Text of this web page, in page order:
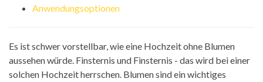
Anwendungsoptionen
Es ist schwer vorstellbar, wie eine Hochzeit ohne Blumen
aussehen würde. Finsternis und Finsternis - das wird bei einer
solchen Hochzeit herrschen. Blumen sind ein wichtiges